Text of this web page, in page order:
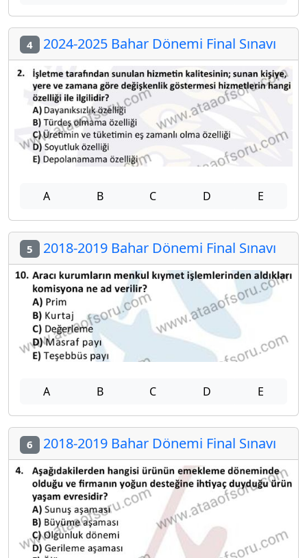
4 2024-2025 Bahar Dönemi Final Sınavı
A B C D E
5 2018-2019 Bahar Dönemi Final Sınavı
A B C D E
6 2018-2019 Bahar Dönemi Final Sınavı